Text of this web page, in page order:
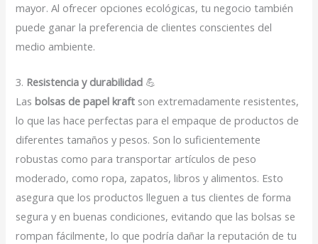
mayor. Al ofrecer opciones ecológicas, tu negocio también
puede ganar la preferencia de clientes conscientes del
medio ambiente.
3. Resistencia y durabilidad 💪
Lasbolsas de papel kraft son extremadamente resistentes,
lo que las hace perfectas para el empaque de productos de
diferentes tamaños y pesos. Son lo suficientemente
robustas como para transportar artículos de peso
moderado, como ropa, zapatos, libros y alimentos. Esto
asegura que los productos lleguen a tus clientes de forma
segura y en buenas condiciones, evitando que las bolsas se
rompan fácilmente, lo que podría dañar la reputación de tu